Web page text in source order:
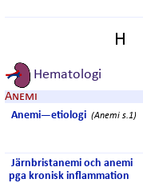
H
Hematologi
Anemi
Anemi—etiologi (Anemi s.1)
Järnbristanemi och anemi
pga kronisk inflammation